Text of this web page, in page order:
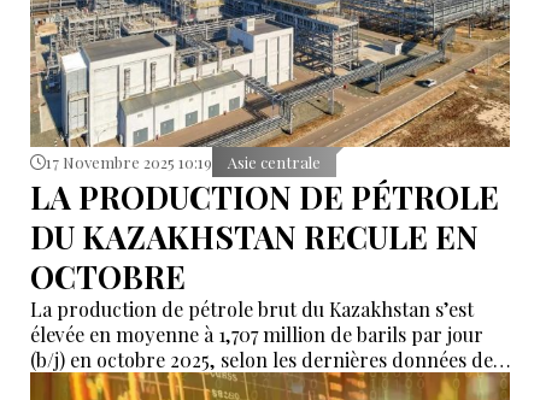
17 Novembre 2025 10:19 Asie centrale
LA PRODUCTION DE PÉTROLE
DU KAZAKHSTAN RECULE EN
OCTOBRE
La production de pétrole brut du Kazakhstan s’est
élevée en moyenne à 1,707 million de barils par jour
(b/j) en octobre 2025, selon les dernières données de
l’OPEP.